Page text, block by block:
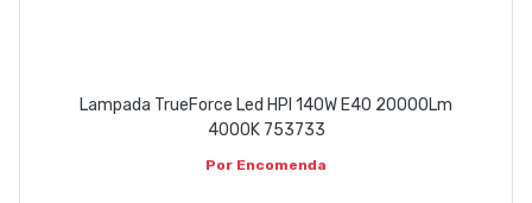
Lampada TrueForce Led HPI 140W E40 20000Lm
4000K 753733
Por Encomenda